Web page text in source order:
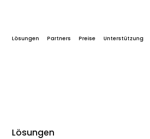
Lösungen Partners Preise Unterstützung
Lösungen